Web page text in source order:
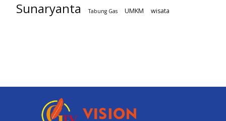
Sunaryanta Tabung Gas UMKM wisata